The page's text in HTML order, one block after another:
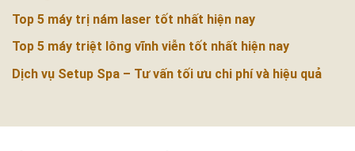
Top 5 máy trị nám laser tốt nhất hiện nay
Top 5 máy triệt lông vĩnh viễn tốt nhất hiện nay
Dịch vụ Setup Spa – Tư vấn tối ưu chi phí và hiệu quả